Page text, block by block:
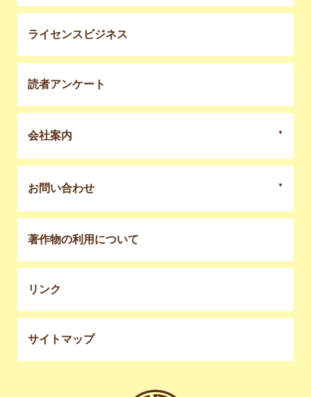
ライセンスビジネス
読者アンケート
会社案内
お問い合わせ
著作物の利用について
リンク
サイトマップ